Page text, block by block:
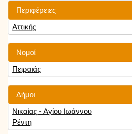
Περιφέρειες
Αττικής
Νομοί
Πειραιάς
Δήμοι
Νικαίας - Αγίου Ιωάννου
Ρέντη